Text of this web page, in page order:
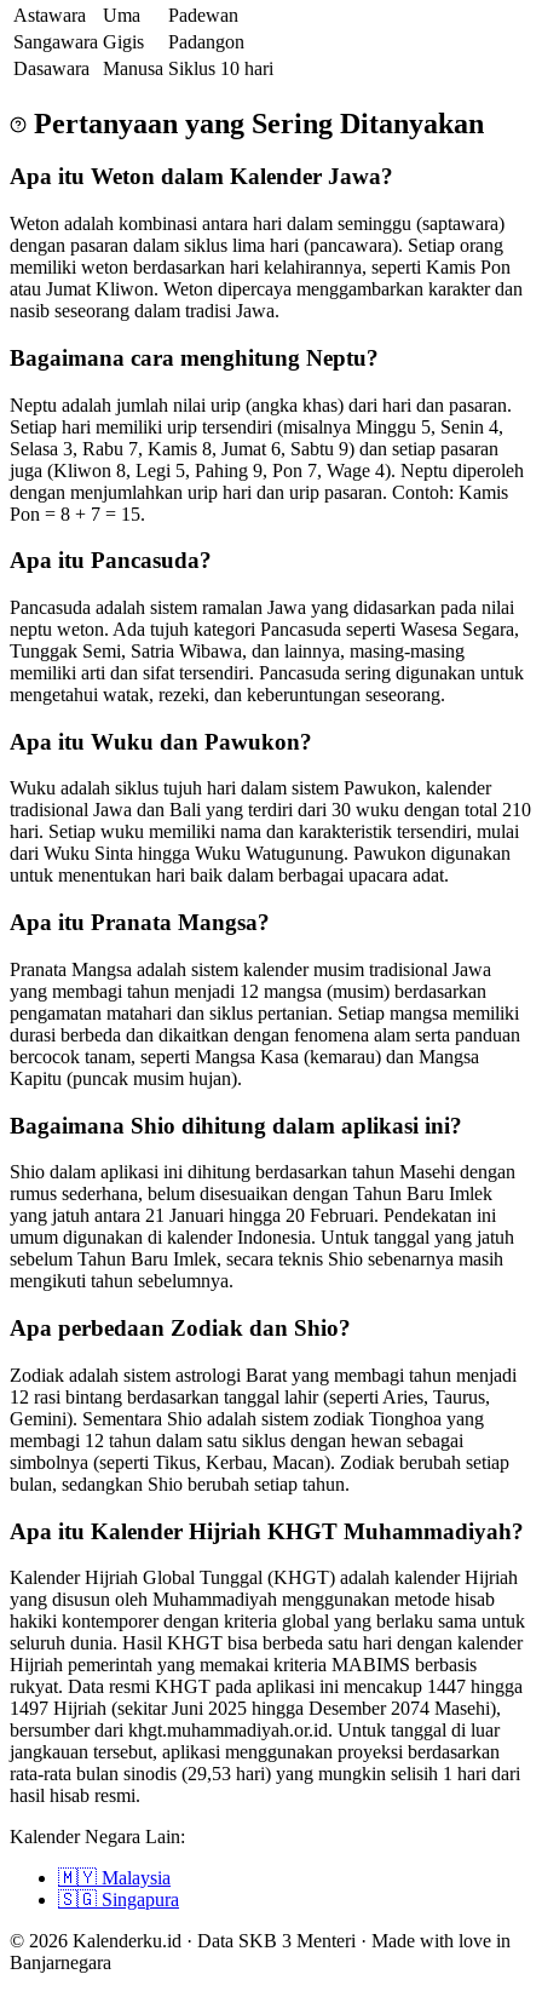
Astawara
Uma
Padewan
Sangawara Gigis
Padangon
Dasawara
Manusa Siklus 10 hari
Pertanyaan yang Sering Ditanyakan
Apa itu Weton dalam Kalender Jawa?
Weton adalah kombinasi antara hari dalam seminggu (saptawara)
dengan pasaran dalam siklus lima hari (pancawara). Setiap orang
memiliki weton berdasarkan hari kelahirannya, seperti Kamis Pon
atau Jumat Kliwon. Weton dipercaya menggambarkan karakter dan
nasib seseorang dalam tradisi Jawa.
Bagaimana cara menghitung Neptu?
Neptu adalah jumlah nilai urip (angka khas) dari hari dan pasaran.
Setiap hari memiliki urip tersendiri (misalnya Minggu 5, Senin 4,
Selasa 3, Rabu 7, Kamis 8, Jumat 6, Sabtu 9) dan setiap pasaran
juga (Kliwon 8, Legi 5, Pahing 9, Pon 7, Wage 4). Neptu diperoleh
dengan menjumlahkan urip hari dan urip pasaran. Contoh: Kamis
Pon = 8 + 7 = 15.
Apa itu Pancasuda?
Pancasuda adalah sistem ramalan Jawa yang didasarkan pada nilai
neptu weton. Ada tujuh kategori Pancasuda seperti Wasesa Segara,
Tunggak Semi, Satria Wibawa, dan lainnya, masing-masing
memiliki arti dan sifat tersendiri. Pancasuda sering digunakan untuk
mengetahui watak, rezeki, dan keberuntungan seseorang.
Apa itu Wuku dan Pawukon?
Wuku adalah siklus tujuh hari dalam sistem Pawukon, kalender
tradisional Jawa dan Bali yang terdiri dari 30 wuku dengan total 210
hari. Setiap wuku memiliki nama dan karakteristik tersendiri, mulai
dari Wuku Sinta hingga Wuku Watugunung. Pawukon digunakan
untuk menentukan hari baik dalam berbagai upacara adat.
Apa itu Pranata Mangsa?
Pranata Mangsa adalah sistem kalender musim tradisional Jawa
yang membagi tahun menjadi 12 mangsa (musim) berdasarkan
pengamatan matahari dan siklus pertanian. Setiap mangsa memiliki
durasi berbeda dan dikaitkan dengan fenomena alam serta panduan
bercocok tanam, seperti Mangsa Kasa (kemarau) dan Mangsa
Kapitu (puncak musim hujan).
Bagaimana Shio dihitung dalam aplikasi ini?
Shio dalam aplikasi ini dihitung berdasarkan tahun Masehi dengan
rumus sederhana, belum disesuaikan dengan Tahun Baru Imlek
yang jatuh antara 21 Januari hingga 20 Februari. Pendekatan ini
umum digunakan di kalender Indonesia. Untuk tanggal yang jatuh
sebelum Tahun Baru Imlek, secara teknis Shio sebenarnya masih
mengikuti tahun sebelumnya.
Apa perbedaan Zodiak dan Shio?
Zodiak adalah sistem astrologi Barat yang membagi tahun menjadi
12 rasi bintang berdasarkan tanggal lahir (seperti Aries, Taurus,
Gemini). Sementara Shio adalah sistem zodiak Tionghoa yang
membagi 12 tahun dalam satu siklus dengan hewan sebagai
simbolnya (seperti Tikus, Kerbau, Macan). Zodiak berubah setiap
bulan, sedangkan Shio berubah setiap tahun.
Apa itu Kalender Hijriah KHGT Muhammadiyah?
Kalender Hijriah Global Tunggal (KHGT) adalah kalender Hijriah
yang disusun oleh Muhammadiyah menggunakan metode hisab
hakiki kontemporer dengan kriteria global yang berlaku sama untuk
seluruh dunia. Hasil KHGT bisa berbeda satu hari dengan kalender
Hijriah pemerintah yang memakai kriteria MABIMS berbasis
rukyat. Data resmi KHGT pada aplikasi ini mencakup 1447 hingga
1497 Hijriah (sekitar Juni 2025 hingga Desember 2074 Masehi),
bersumber dari khgt.muhammadiyah.or.id. Untuk tanggal di luar
jangkauan tersebut, aplikasi menggunakan proyeksi berdasarkan
rata-rata bulan sinodis (29,53 hari) yang mungkin selisih 1 hari dari
hasil hisab resmi.
Kalender Negara Lain:
🇲🇾 Malaysia
🇸🇬 Singapura
© 2026 Kalenderku.id · Data SKB 3 Menteri · Made with love in
Banjarnegara